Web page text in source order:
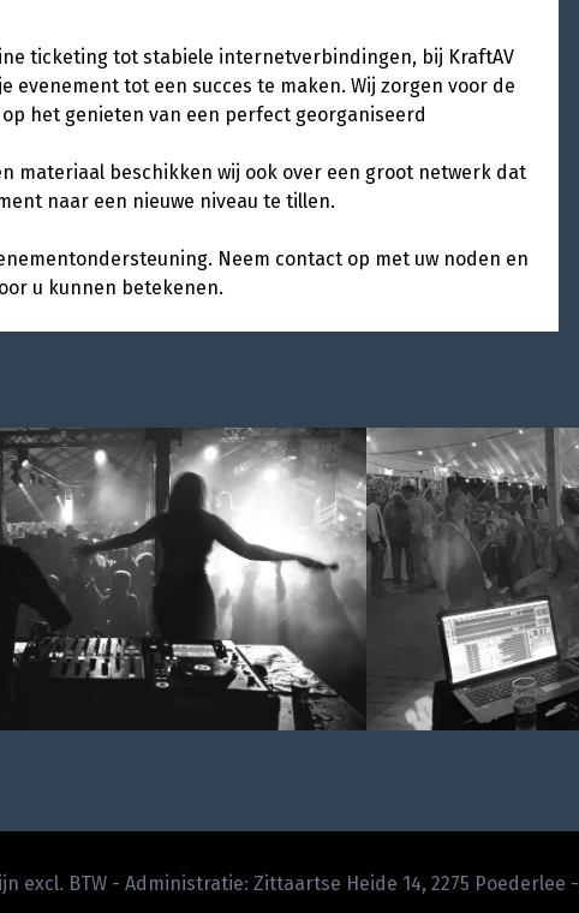
ticketing tot stabiele internetverbindingen, bij KraftAV
evenement tot een succes te maken. Wij zorgen voor de
het genieten van een perfect georganiseerd
materiaal beschikken wij ook over een groot netwerk dat
naar een nieuwe niveau te tillen.
Neem contact op met uw noden en
u kunnen betekenen.
excl. BTW - Administratie: Zittaartse Heide 14, 2275 Poederlee -